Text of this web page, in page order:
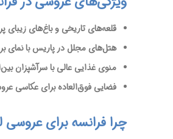
قلعه‌های تاریخی و باغ‌های زیبای
هتل‌های مجلل در پاریس با نمای
منوی غذایی عالی با سرآشپزان
فضایی فوق‌العاده برای عکاسی
چرا فرانسه برای